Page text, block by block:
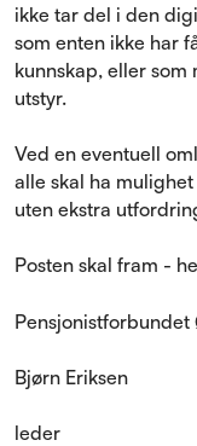
ikke tar del i den
som enten ikke har
kunnskap, eller
utstyr.
Ved en eventuell
alle skal ha
uten ekstra
Posten skal fram -
Bjørn Eriksen
leder